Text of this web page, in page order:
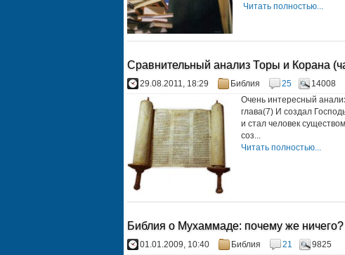
Читать полностью...
Сравнительный анализ Торы и Корана
29.08.2011, 18:29 Библия 25
14008
Очень интересный
глава(7) И создал
и стал человек
соз...
Читать полностью...
Библия о Мухаммаде: почему же ничего?
01.01.2009, 10:40 Библия 21
9825